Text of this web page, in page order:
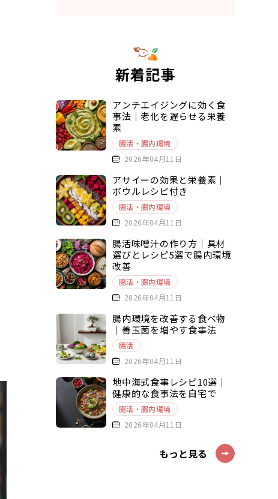
新着記事
アンチエイジングに効く食
事法｜老化を遅らせる栄養
素
腸活・腸内環境
2026年04月11日
アサイーの効果と栄養素｜
ボウルレシピ付き
腸活・腸内環境
2026年04月11日
腸活味噌汁の作り方｜具材
選びとレシピ5選で腸内環境
改善
腸活・腸内環境
2026年04月11日
腸内環境を改善する食べ物
｜善玉菌を増やす食事法
腸活
2026年04月11日
地中海式食事レシピ10選｜
健康的な食事法を自宅で
腸活・腸内環境
2026年04月11日
もっと見る